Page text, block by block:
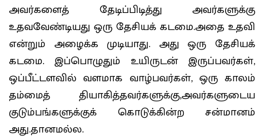
அவர்களைத் தேடிப்பிடித்து அவர்களுக்கு
உதவவேண்டியது ஒரு தேசியக் கடமை.அதை உதவி
என்றும் அழைக்க முடியாது. அது ஒரு தேசியக்
கடமை. இப்பொழுதும் உயிருடன் இருப்பவர்கள்,
ஒப்பீட்டளவில் வளமாக வாழ்பவர்கள், ஒரு காலம்
தம்மைத் தியாகித்தவர்களுக்கு,அவர்களுடைய
குடும்பங்களுக்குக் கொடுக்கின்ற சன்மானம்
அது.தானமல்ல.